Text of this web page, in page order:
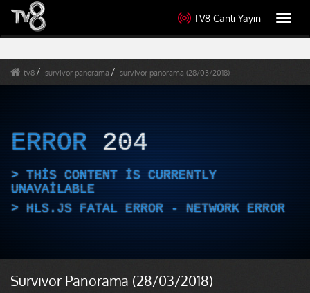
TV8 Canlı Yayın
tv8 survivor panorama survivor panorama (28/03/2018)
ERROR 204
THIS CONTENT IS CURRENTLY
UNAVAILABLE
HLS.JS FATAL ERROR - NETWORK ERROR
Survivor Panorama (28/03/2018)